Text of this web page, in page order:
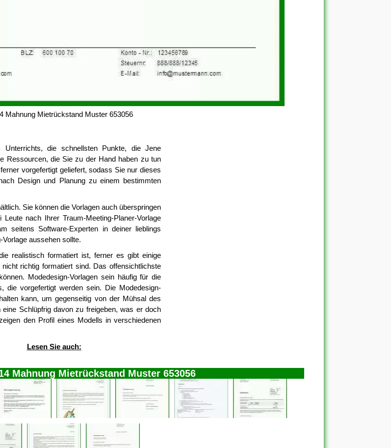
Mahnung Mietrückstand Muster 653056
die schnellsten Punkte, die Jene
Ressourcen, die Sie zu der Hand haben zu tun
vorgefertigt geliefert, sodass Sie nur dieses
Design und Planung zu einem bestimmten
Sie können die Vorlagen auch überspringen
nach Ihrer Traum-Meeting-Planer-Vorlage
seitens Software-Experten in deiner lieblings
aussehen sollte.
realistisch formatiert ist, ferner es gibt einige
richtig formatiert sind. Das offensichtlichste
Modedesign-Vorlagen sein häufig für die
die vorgefertigt werden sein. Die Modedesign-
kann, um gegenseitig von der Mühsal des
Schlüpfrig davon zu freigeben, was er doch
den Profil eines Modells in verschiedenen
Lesen Sie auch:
Mahnung Mietrückstand Muster 653056